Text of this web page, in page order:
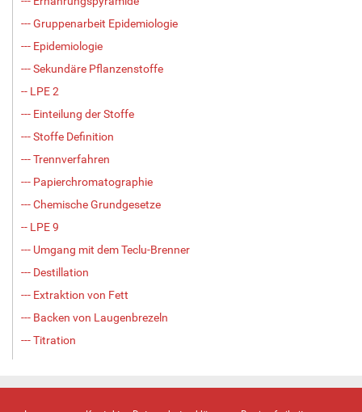
--- Gruppenarbeit Epidemiologie
--- Epidemiologie
--- Sekundäre Pflanzenstoffe
-- LPE 2
--- Einteilung der Stoffe
--- Stoffe Definition
--- Trennverfahren
--- Papierchromatographie
--- Chemische Grundgesetze
-- LPE 9
--- Umgang mit dem Teclu-Brenner
--- Destillation
--- Extraktion von Fett
--- Backen von Laugenbrezeln
--- Titration